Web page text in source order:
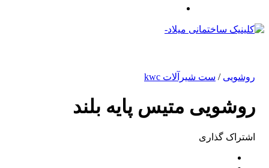
روشویی / ست شیرآلات kwc
روشویی متیس پایه بلند
اشتراک ‌گذاری